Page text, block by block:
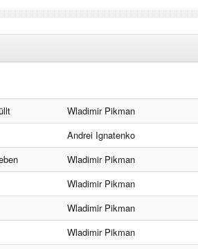
Wladimir Pikman
Andrei Ignatenko
Wladimir Pikman
Wladimir Pikman
Wladimir Pikman
Wladimir Pikman